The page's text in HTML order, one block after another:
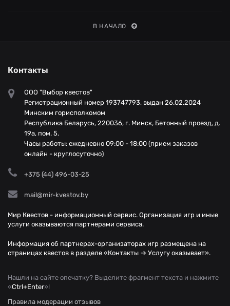
В НАЧАЛО
Контакты
ООО "Выбор квестов"
Регистрационный номер 193747793, выдан 26.02.2024
Минским горисполкомом
Республика Беларусь, 220036, г. Минск, Бетонный проезд, д.
19а, пом. 5.
Часы работы: ежедневно 09:00 - 18:00 (прием заказов
онлайн - круглосуточно)
+375 (44) 496-03-25
mail@mir-kvestov.by
Мир Квестов - информационный сервис. Организация игр и иные
услуги оказываются партнерами сервиса.
Информация об партнерах-организаторах игр размещена на
страницах квестов в разделе «Контакты → Услугу оказывает».
Нашли на сайте опечатку? Выделите фрагмент текста и нажмите
«Ctrl+Enter»!
Правила модерации отзывов